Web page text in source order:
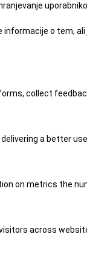
o tem,
collect
a better
on metrics the
across